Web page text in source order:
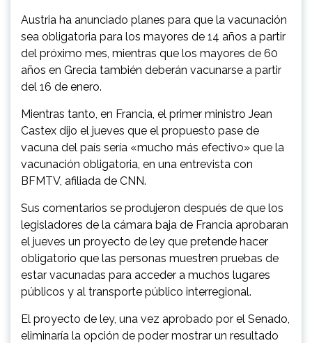
Austria ha anunciado planes para que la vacunación
sea obligatoria para los mayores de 14 años a partir
del próximo mes, mientras que los mayores de 60
años en Grecia también deberán vacunarse a partir
del 16 de enero.
Mientras tanto, en Francia, el primer ministro Jean
Castex dijo el jueves que el propuesto pase de
vacuna del país sería «mucho más efectivo» que la
vacunación obligatoria, en una entrevista con
BFMTV, afiliada de CNN.
Sus comentarios se produjeron después de que los
legisladores de la cámara baja de Francia aprobaran
el jueves un proyecto de ley que pretende hacer
obligatorio que las personas muestren pruebas de
estar vacunadas para acceder a muchos lugares
públicos y al transporte público interregional.
El proyecto de ley, una vez aprobado por el Senado,
eliminaría la opción de poder mostrar un resultado